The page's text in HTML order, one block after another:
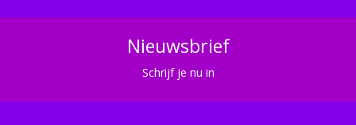
Nieuwsbrief
Schrijf je nu in